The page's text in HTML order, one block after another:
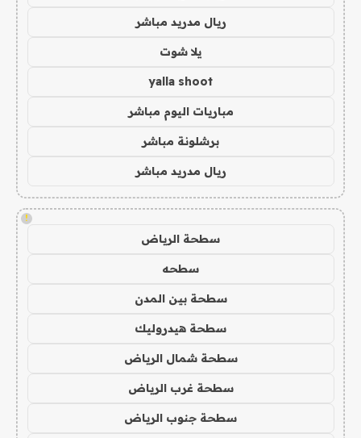
ريال مدريد مباشر
يلا شوت
yalla shoot
مباريات اليوم مباشر
برشلونة مباشر
ريال مدريد مباشر
!
سطحة الرياض
سطحه
سطحة بين المدن
سطحة هيدروليك
سطحة شمال الرياض
سطحة غرب الرياض
سطحة جنوب الرياض